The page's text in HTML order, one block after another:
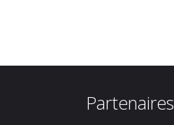
Partenaires